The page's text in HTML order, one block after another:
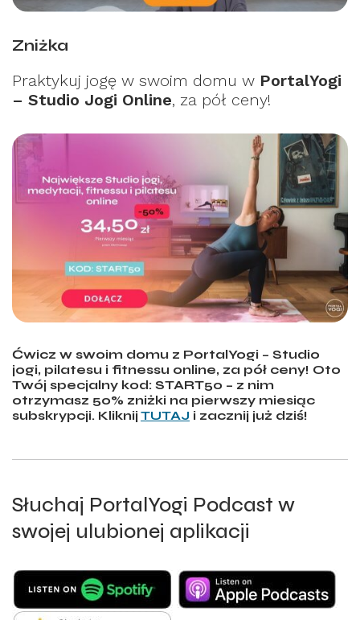
Zniżka
Praktykuj jogę w swoim domu w PortalYogi
– Studio Jogi Online, za pół ceny!
Ćwicz w swoim domu z PortalYogi – Studio
jogi, pilatesu i fitnessu online, za pół ceny! Oto
Twój specjalny kod: START50 – z nim
otrzymasz 50% zniżki na pierwszy miesiąc
subskrypcji. Kliknij TUTAJ i zacznij już dziś!
Słuchaj PortalYogi Podcast w
swojej ulubionej aplikacji